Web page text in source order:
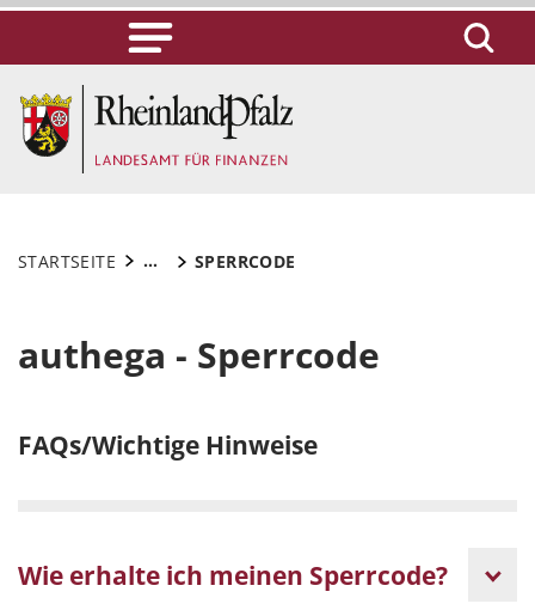
STARTSEITE ... SPERRCODE
authega - Sperrcode
FAQs/Wichtige Hinweise
Wie erhalte ich meinen Sperrcode?